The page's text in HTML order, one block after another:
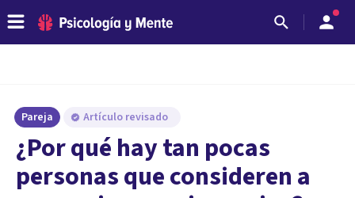
Pareja Artículo revisado
¿Por qué hay tan pocas
personas que consideren a